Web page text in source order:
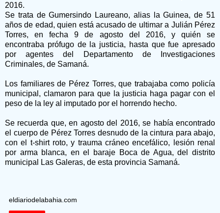
2016.
Se trata de Gumersindo Laureano, alias la Guinea, de 51
años de edad, quien está acusado de ultimar a Julián Pérez
Torres, en fecha 9 de agosto del 2016, y quién se
encontraba prófugo de la justicia, hasta que fue apresado
por agentes del Departamento de Investigaciones
Criminales, de Samaná.
Los familiares de Pérez Torres, que trabajaba como policía
municipal, clamaron para que la justicia haga pagar con el
peso de la ley al imputado por el horrendo hecho.
Se recuerda que, en agosto del 2016, se había encontrado
el cuerpo de Pérez Torres desnudo de la cintura para abajo,
con el t-shirt roto, y trauma cráneo encefálico, lesión renal
por arma blanca, en el baraje Boca de Agua, del distrito
municipal Las Galeras, de esta provincia Samaná.
eldiariodelabahia.com